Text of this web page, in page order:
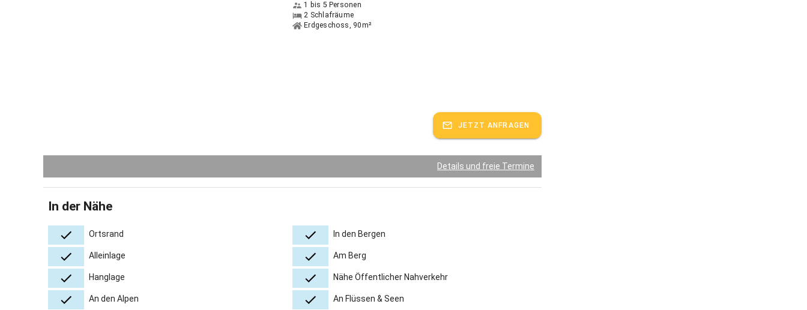
1 bis 5 Personen
2 Schlafräume
Erdgeschoss, 90m²
JETZT ANFRAGEN
Details und freie Termine
In der Nähe
Ortsrand In den Bergen
Alleinlage Am Berg
Hanglage Nähe Öffentlicher Nahverkehr
An den Alpen An Flüssen & Seen